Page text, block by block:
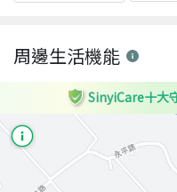
周邊生活機能
SinyiCare十大